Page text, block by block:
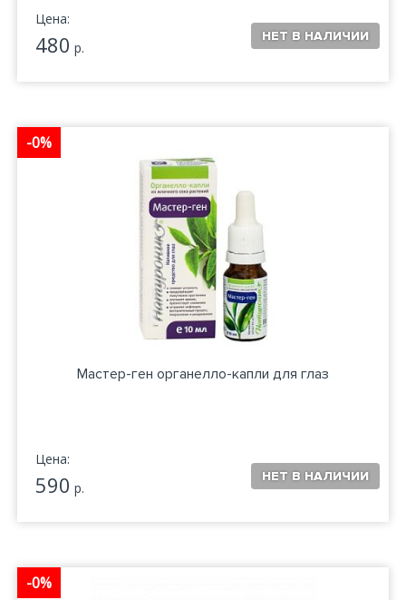
Цена:
480 р.
-0%
Мастер-ген органелло-капли для глаз
Цена:
590 р.
-0%